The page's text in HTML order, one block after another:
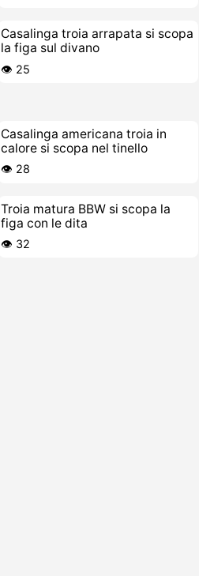
Casalinga troia arrapata si scopa
la figa sul divano
👁️ 25
Casalinga americana troia in
calore si scopa nel tinello
👁️ 28
Troia matura BBW si scopa la
figa con le dita
👁️ 32